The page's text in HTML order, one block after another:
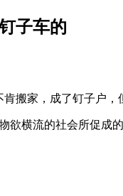
子车的
家，成了钉子户，
欲横流的社会所促成